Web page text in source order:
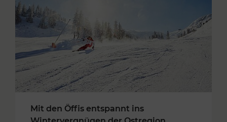
Mit den Öffis entspannt ins